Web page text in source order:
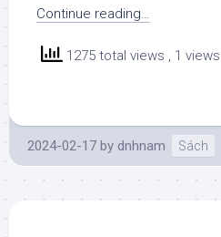
Continue reading…
1275 total views , 1
2024-02-17 by dnhnam Sách